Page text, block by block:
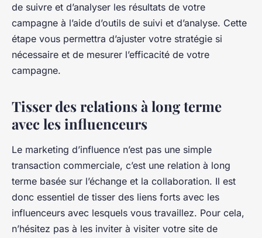
de suivre et d’analyser les résultats de votre
campagne à l’aide d’outils de suivi et d’analyse. Cette
étape vous permettra d’ajuster votre stratégie si
nécessaire et de mesurer l’efficacité de votre
campagne.
Tisser des relations à long terme
avec les influenceurs
Le marketing d’influence n’est pas une simple
transaction commerciale, c’est une relation à long
terme basée sur l’échange et la collaboration. Il est
donc essentiel de tisser des liens forts avec les
influenceurs avec lesquels vous travaillez. Pour cela,
n’hésitez pas à les inviter à visiter votre site de